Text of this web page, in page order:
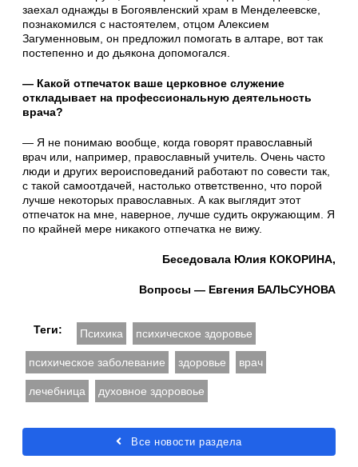
заехал однажды в Богоявленский храм в Менделеевске,
познакомился с настоятелем, отцом Алексием
Загуменновым, он предложил помогать в алтаре, вот так
постепенно и до дьякона допомогался.
— Какой отпечаток ваше церковное служение
откладывает на профессиональную деятельность
врача?
— Я не понимаю вообще, когда говорят православный
врач или, например, православный учитель. Очень часто
люди и других вероисповеданий работают по совести так,
с такой самоотдачей, настолько ответственно, что порой
лучше некоторых православных. А как выглядит этот
отпечаток на мне, наверное, лучше судить окружающим. Я
по крайней мере никакого отпечатка не вижу.
Беседовала Юлия КОКОРИНА,
Вопросы — Евгения БАЛЬСУНОВА
Теги: Психика психическое здоровье
психическое заболевание здоровье врач
лечебница духовное здоровоье
Все новости раздела